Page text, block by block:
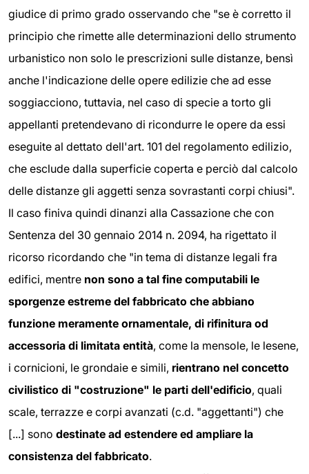
giudice di primo grado osservando che "se è corretto il
principio che rimette alle determinazioni dello strumento
urbanistico non solo le prescrizioni sulle distanze, bensì
anche l'indicazione delle opere edilizie che ad esse
soggiacciono, tuttavia, nel caso di specie a torto gli
appellanti pretendevano di ricondurre le opere da essi
eseguite al dettato dell'art. 101 del regolamento edilizio,
che esclude dalla superficie coperta e perciò dal calcolo
delle distanze gli aggetti senza sovrastanti corpi chiusi".
Il caso finiva quindi dinanzi alla Cassazione che con
Sentenza del 30 gennaio 2014 n. 2094, ha rigettato il
ricorso ricordando che "in tema di distanze legali fra
edifici, mentre non sono a tal fine computabili le
sporgenze estreme del fabbricato che abbiano
funzione meramente ornamentale, di rifinitura od
accessoria di limitata entità, come la mensole, le lesene,
i cornicioni, le grondaie e simili, rientrano nel concetto
civilistico di "costruzione" le parti dell'edificio, quali
scale, terrazze e corpi avanzati (c.d. "aggettanti") che
[...] sono destinate ad estendere ed ampliare la
consistenza del fabbricato.